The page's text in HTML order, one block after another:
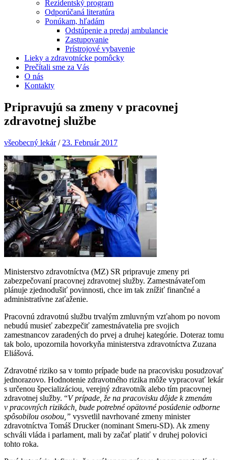
Rezidentský program
Odporúčaná literatúra
Ponúkam, hľadám
Odstúpenie a predaj ambulancie
Zastupovanie
Prístrojové vybavenie
Lieky a zdravotnícke pomôcky
Prečítali sme za Vás
O nás
Kontakty
Pripravujú sa zmeny v pracovnej
zdravotnej službe
všeobecný lekár/ 23. Február 2017
Ministerstvo zdravotníctva (MZ) SR pripravuje zmeny pri
zabezpečovaní pracovnej zdravotnej služby. Zamestnávateľom
plánuje zjednodušiť povinnosti, chce im tak znížiť finančné a
administratívne zaťaženie.
Pracovnú zdravotnú službu trvalým zmluvným vzťahom po novom
nebudú musieť zabezpečiť zamestnávatelia pre svojich
zamestnancov zaradených do prvej a druhej kategórie. Doteraz tomu
tak bolo, upozornila hovorkyňa ministerstva zdravotníctva Zuzana
Eliášová.
Zdravotné riziko sa v tomto prípade bude na pracovisku posudzovať
jednorazovo. Hodnotenie zdravotného rizika môže vypracovať lekár
s určenou špecializáciou, verejný zdravotník alebo tím pracovnej
zdravotnej služby. “V prípade, že na pracovisku dôjde k zmenám
v pracovných rizikách, bude potrebné opätovné posúdenie odborne
spôsobilou osobou,” vysvetlil navrhované zmeny minister
zdravotníctva Tomáš Drucker (nominant Smeru-SD). Ak zmeny
schváli vláda i parlament, mali by začať platiť v druhej polovici
tohto roka.